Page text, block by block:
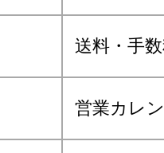
送料・手
営業カレ